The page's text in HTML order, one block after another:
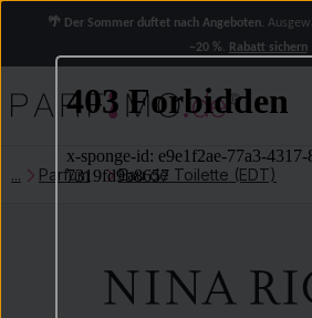
🌴 Der Sommer duftet nach Angeboten.
−20 %. Rabatt sichern
Parfum Eau de Toilette (EDT)